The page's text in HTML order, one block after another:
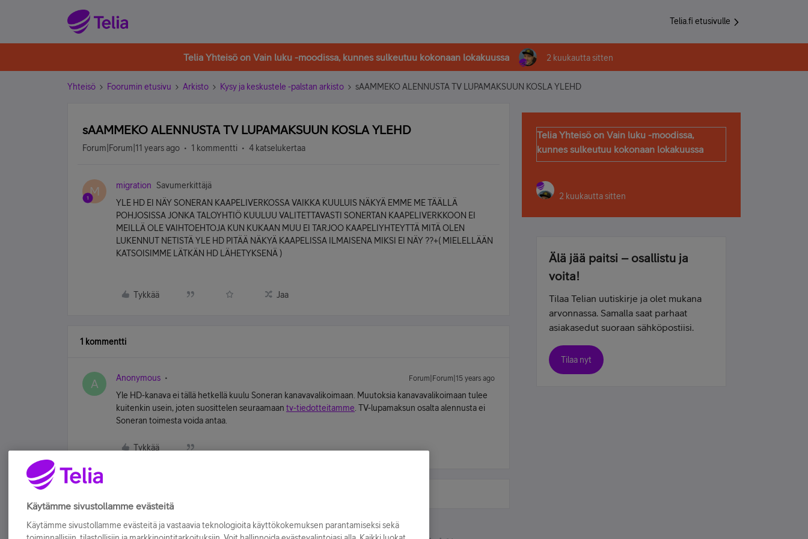
Telia.fi etusivulle
Telia Yhteisö on Vain luku -moodissa, kunnes sulkeutuu kokonaan lokakuussa 2 kuukautta sitten
Yhteisö Foorumin etusivu Arkisto Kysy ja keskustele -palstan arkisto sAAMMEKO ALENNUSTA TV LUPAMAKSUUN KOSLA YLEHD
sAAMMEKO ALENNUSTA TV LUPAMAKSUUN KOSLA YLEHD
Forum|Forum|11 years ago 1 kommentti 4 katselukertaa
M migration
Savumerkittäjä
YLE HD EI NÄY SONERAN KAAPELIVERKOSSA VAIKKA KUULUIS NÄKYÄ EMME ME TÄÄLLÄ
POHJOSISSA JONKA TALOYHTIÖ KUULUU VALITETTAVASTI SONERTAN KAAPELIVERKKOON EI
MEILLÄ OLE VAIHTOEHTOJA KUN KUKAAN MUU EI TARJOO KAAPELIYHTEYTTÄ MITÄ OLEN
LUKENNUT NETISTÄ YLE HD PITÄÄ NÄKYÄ KAAPELISSA ILMAISENA MIKSI EI NÄY ??+( MIELELLÄÄN
KATSOISIMME LÄTKÄN HD LÄHETYKSENÄ )
Tykkää Jaa
1 kommentti
A Anonymous Forum|Forum|15 years ago
Yle HD-kanava ei tällä hetkellä kuulu Soneran kanavavalikoimaan. Muutoksia kanavavalikoimaan tulee
kuitenkin usein, joten suosittelen seuraamaan tv-tiedotteitamme . TV-lupamaksun osalta alennusta ei
Soneran toimesta voida antaa.
Tykkää
Telia Yhteisö on Vain luku -moodissa,
kunnes sulkeutuu kokonaan lokakuussa
2 kuukautta sitten
Älä jää paitsi – osallistu ja
voita!
Tilaa Telian uutiskirje ja olet mukana
arvonnassa. Samalla saat parhaat
asiakasedut suoraan sähköpostiisi.
Tilaa nyt
Käytämme sivustollamme evästeitä
Käytämme sivustollamme evästeitä ja vastaavia teknologioita käyttökokemuksen parantamiseksi sekä